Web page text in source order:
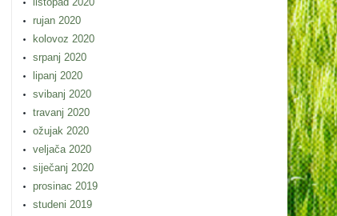
rujan 2020
kolovoz 2020
srpanj 2020
lipanj 2020
svibanj 2020
travanj 2020
ožujak 2020
veljača 2020
siječanj 2020
prosinac 2019
studeni 2019